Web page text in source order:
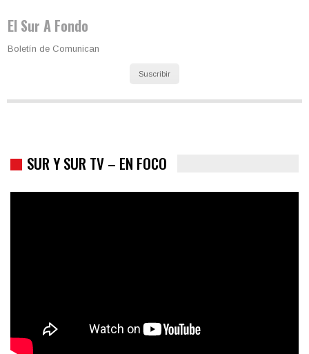
El Sur A Fondo
Boletín de Comunican
Suscribir
SUR Y SUR TV – EN FOCO